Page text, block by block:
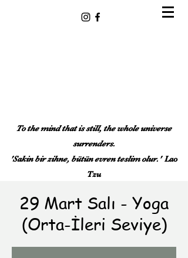
To the mind that is still, the whole universe
surrenders.
'Sakin bir zihne, bütün evren teslim olur.'Lao
Tzu
29 Mart Salı - Yoga
(Orta-İleri Seviye)